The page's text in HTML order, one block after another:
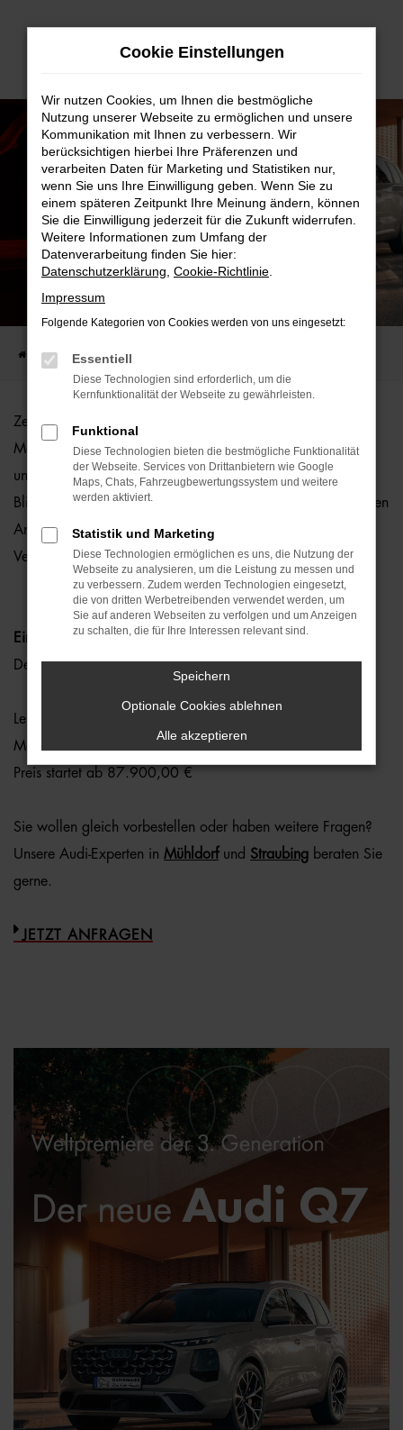
Zum
DER NEUE AUDI Q7!
NEXT GENERATION.
Startseite FAHRZEUGANGEBOTE
Zeit Geschichte zu schreiben! Geschärfte SUV-Präsenz,
Matrix-LED-Scheinwerfer mit verschiedenen Lichtsignaturen
und erweitertes Blinklicht mit zusätzlicher Projektion der
Blinksignale. Audi erhöht somit nicht nur den technologischen
Anspruch, sondern auch die Sicherheit aller
Verkehrsteilnehmer!
Ein besonderes Highlight!
Der Allrounder ist als 5-, 6- und 7-Sitzer erhältlich
Leistungsstarke V6-TDI-Motoren warten auf Sie
Markteinführung: September 2026
Preis startet ab 87.900,00 €
Sie wollen gleich vorbestellen oder haben weitere Fragen?
Unsere Audi-Experten in Mühldorfund Straubing beraten Sie
gerne.
JETZT ANFRAGEN
Cookie Einstellungen
Wir nutzen Cookies, um Ihnen die bestmögliche
Nutzung unserer Webseite zu ermöglichen und unsere
Kommunikation mit Ihnen zu verbessern. Wir
berücksichtigen hierbei Ihre Präferenzen und
verarbeiten Daten für Marketing und Statistiken nur,
wenn Sie uns Ihre Einwilligung geben. Wenn Sie zu
einem späteren Zeitpunkt Ihre Meinung ändern, können
Sie die Einwilligung jederzeit für die Zukunft widerrufen.
Weitere Informationen zum Umfang der
Datenverarbeitung finden Sie hier:
Datenschutzerklärung Cookie-Richtlinie
Impressum
Folgende Kategorien von Cookies werden von uns eingesetzt:
Essentiell
Diese Technologien sind erforderlich, um die
Kernfunktionalität der Webseite zu gewährleisten.
Funktional
Diese Technologien bieten die bestmögliche Funktionalität
der Webseite. Services von Drittanbietern wie Google
Maps, Chats, Fahrzeugbewertungssystem und weitere
werden aktiviert.
Statistik und Marketing
Diese Technologien ermöglichen es uns, die Nutzung der
Webseite zu analysieren, um die Leistung zu messen und
zu verbessern. Zudem werden Technologien eingesetzt,
die von dritten Werbetreibenden verwendet werden, um
Sie auf anderen Webseiten zu verfolgen und um Anzeigen
zu schalten, die für Ihre Interessen relevant sind.
Speichern
Optionale Cookies ablehnen
Alle akzeptieren